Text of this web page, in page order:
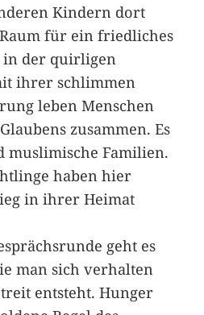
Kindern dort
für ein friedliches
in der quirligen
ihrer schlimmen
leben Menschen
zusammen. Es
muslimische Familien.
haben hier
in ihrer Heimat
geht es
man sich verhalten
entsteht. Hunger